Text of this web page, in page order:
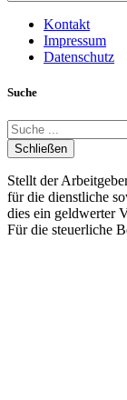
Kontakt
Impressum
Datenschutz
Suche
Schließen
Stellt der
für die dienstliche
dies ein geldwerter
Für die steuerliche